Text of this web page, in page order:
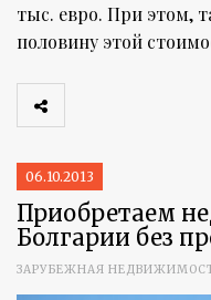
тыс. евро. При этом,
половину этой
06.10.2013
Приобретаем
Болгарии без
ЗАРУБЕЖНАЯ